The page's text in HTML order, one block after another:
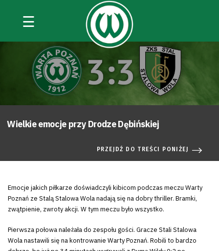
☰
Wielkie emocje przy Drodze Dębińskiej
PRZEJDŹ DO TREŚCI PONIŻEJ
Emocje jakich piłkarze doświadczyli kibicom podczas meczu Warty
Poznań ze Stalą Stalowa Wola nadają się na dobry thriller. Bramki,
zwątpienie, zwroty akcji. W tym meczu było wszystko.
Pierwsza połowa należała do zespołu gości. Gracze Stali Stalowa
Wola nastawili się na kontrowanie Warty Poznań. Robili to bardzo